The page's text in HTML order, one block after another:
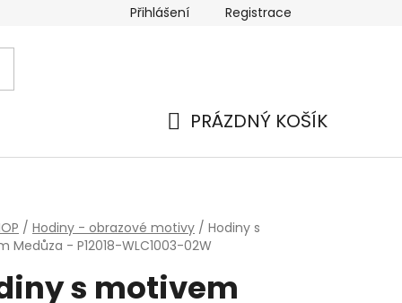
Přihlášení Registrace
PRÁZDNÝ KOŠÍK
/ Hodiny - obrazové motivy / Hodiny s
Medůza - P12018-WLC1003-02W
s motivem